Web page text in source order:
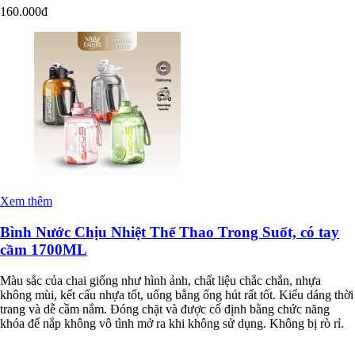
160.000đ
Xem thêm
Bình Nước Chịu Nhiệt Thể Thao Trong Suốt, có tay
cầm 1700ML
Màu sắc của chai giống như hình ảnh, chất liệu chắc chắn, nhựa
không mùi, kết cấu nhựa tốt, uống bằng ống hút rất tốt. Kiểu dáng thời
trang và dễ cầm nắm. Đóng chặt và được cố định bằng chức năng
khóa để nắp không vô tình mở ra khi không sử dụng. Không bị rò rỉ.